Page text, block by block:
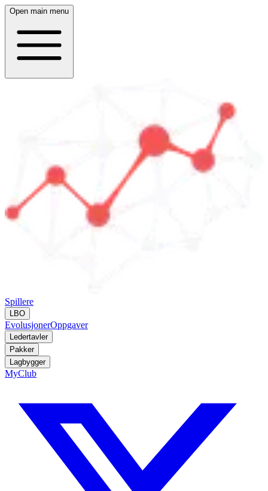
Open main menu
Spillere
LBO
EvolusjonerOppgaver
Ledertavler
Pakker
Lagbygger
MyClub